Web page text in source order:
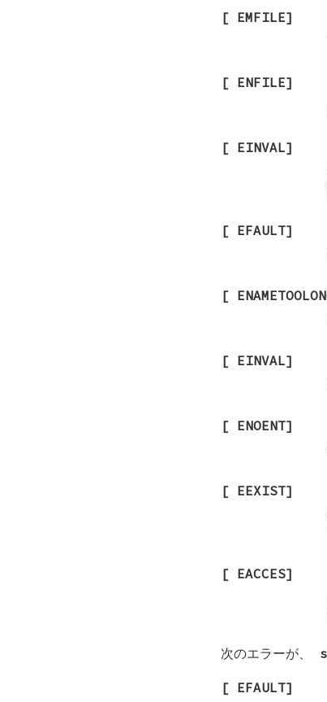
[ EMFILE]
[ ENFILE]
[ EINVAL]
[ EFAULT]
[
[ EINVAL]
[ ENOENT]
[ EEXIST]
[ EACCES]
次のエラーが、
[ EFAULT]